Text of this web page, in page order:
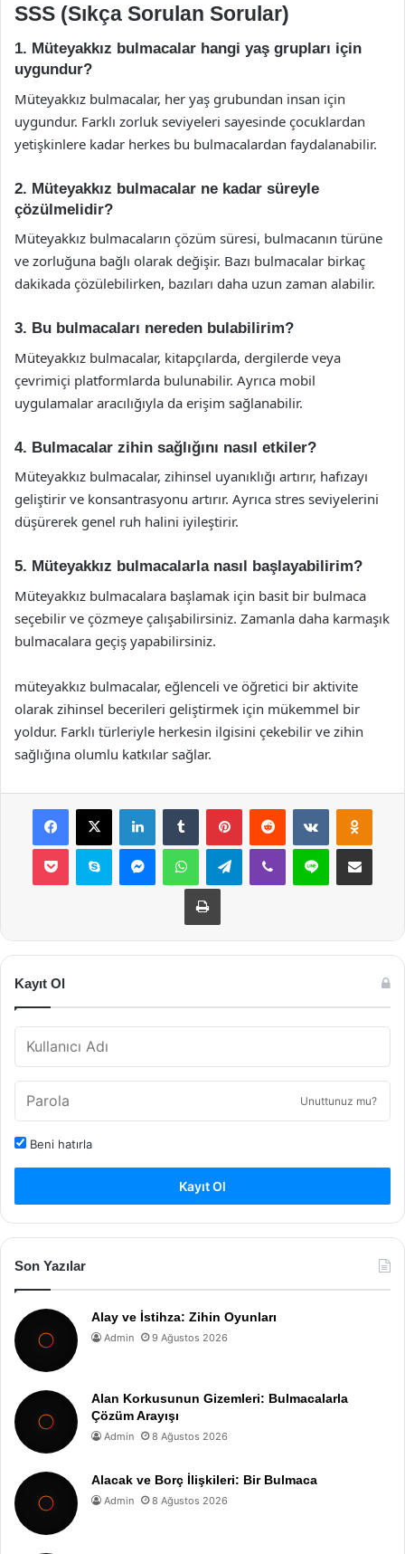
SSS (Sıkça Sorulan Sorular)
1. Müteyakkız bulmacalar hangi yaş grupları için
uygundur?
Müteyakkız bulmacalar, her yaş grubundan insan için
uygundur. Farklı zorluk seviyeleri sayesinde çocuklardan
yetişkinlere kadar herkes bu bulmacalardan faydalanabilir.
2. Müteyakkız bulmacalar ne kadar süreyle
çözülmelidir?
Müteyakkız bulmacaların çözüm süresi, bulmacanın türüne
ve zorluğuna bağlı olarak değişir. Bazı bulmacalar birkaç
dakikada çözülebilirken, bazıları daha uzun zaman alabilir.
3. Bu bulmacaları nereden bulabilirim?
Müteyakkız bulmacalar, kitapçılarda, dergilerde veya
çevrimiçi platformlarda bulunabilir. Ayrıca mobil
uygulamalar aracılığıyla da erişim sağlanabilir.
4. Bulmacalar zihin sağlığını nasıl etkiler?
Müteyakkız bulmacalar, zihinsel uyanıklığı artırır, hafızayı
geliştirir ve konsantrasyonu artırır. Ayrıca stres seviyelerini
düşürerek genel ruh halini iyileştirir.
5. Müteyakkız bulmacalarla nasıl başlayabilirim?
Müteyakkız bulmacalara başlamak için basit bir bulmaca
seçebilir ve çözmeye çalışabilirsiniz. Zamanla daha karmaşık
bulmacalara geçiş yapabilirsiniz.
müteyakkız bulmacalar, eğlenceli ve öğretici bir aktivite
olarak zihinsel becerileri geliştirmek için mükemmel bir
yoldur. Farklı türleriyle herkesin ilgisini çekebilir ve zihin
sağlığına olumlu katkılar sağlar.
Facebook
X LinkedInTumblr PinterestReddit VKontakte
Pocket Skype MessengerWhatsAppTelegramViber Line E-Posta ile
Yazdır
Kayıt Ol
Unuttunuz mu?
Beni hatırla
Kayıt Ol
Son Yazılar
Alay ve İstihza: Zihin Oyunları
Admin 9 Ağustos 2026
Alan Korkusunun Gizemleri: Bulmacalarla
Çözüm Arayışı
Admin 8 Ağustos 2026
Alacak ve Borç İlişkileri: Bir Bulmaca
Admin 8 Ağustos 2026